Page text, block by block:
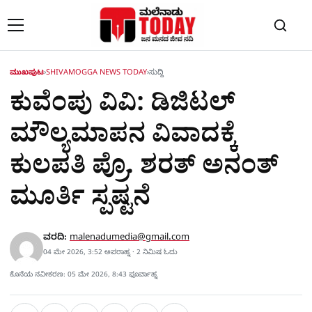
ಮುಖಪುಟ›SHIVAMOGGA NEWS TODAY›ಸುದ್ದಿ
ಕುವೆಂಪು ವಿವಿ: ಡಿಜಿಟಲ್
ಮೌಲ್ಯಮಾಪನ ವಿವಾದಕ್ಕೆ
ಕುಲಪತಿ ಪ್ರೊ. ಶರತ್ ಅನಂತ್
ಮೂರ್ತಿ ಸ್ಪಷ್ಟನೆ
ವರದಿ: malenadumedia@gmail.com
04 ಮೇ 2026, 3:52 ಅಪರಾಹ್ನ · 2 ನಿಮಿಷ ಓದು
ಕೊನೆಯ ನವೀಕರಣ: 05 ಮೇ 2026, 8:43 ಫೂರ್ವಾಹ್ನ